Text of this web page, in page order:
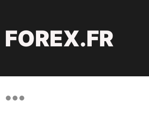
FOREX.FR